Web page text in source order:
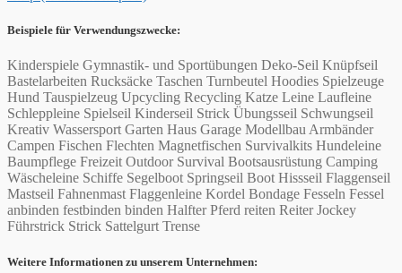
Beispiele für Verwendungszwecke:
Kinderspiele Gymnastik- und Sportübungen Deko-Seil Knüpfseil
Bastelarbeiten Rucksäcke Taschen Turnbeutel Hoodies Spielzeuge
Hund Tauspielzeug Upcycling Recycling Katze Leine Laufleine
Schleppleine Spielseil Kinderseil Strick Übungsseil Schwungseil
Kreativ Wassersport Garten Haus Garage Modellbau Armbänder
Campen Fischen Flechten Magnetfischen Survivalkits Hundeleine
Baumpflege Freizeit Outdoor Survival Bootsausrüstung Camping
Wäscheleine Schiffe Segelboot Springseil Boot Hissseil Flaggenseil
Mastseil Fahnenmast Flaggenleine Kordel Bondage Fesseln Fessel
anbinden festbinden binden Halfter Pferd reiten Reiter Jockey
Führstrick Strick Sattelgurt Trense
Weitere Informationen zu unserem Unternehmen: